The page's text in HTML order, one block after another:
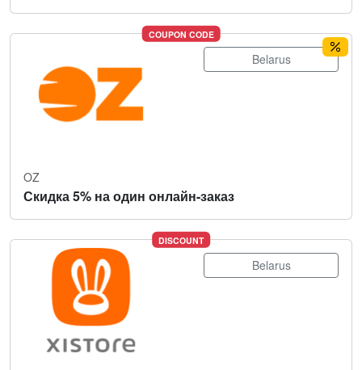
COUPON CODE
Belarus
OZ
Скидка 5% на один онлайн-заказ
DISCOUNT
Belarus